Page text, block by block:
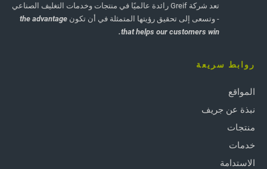
تعد شركة Greif رائدة عالميًا في منتجات وخدمات التغليف الصناعي
- وتسعى إلى تحقيق رؤيتها المتمثلة في أن تكون the advantage
that helps our customers win.
روابط سريعة
المواقع
نبذة عن جريف
منتجات
خدمات
الاستدامة